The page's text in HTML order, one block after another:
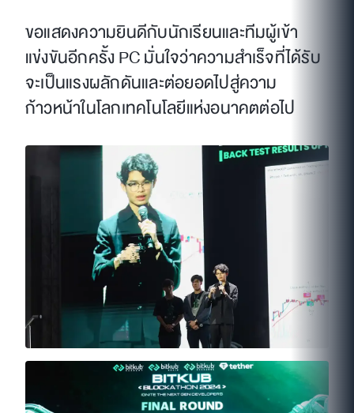
ขอแสดงความยินดีกับนักเรียนและทีมผู้เข้า
แข่งขันอีกครั้ง PC มั่นใจว่าความสำเร็จที่ได้รับ
จะเป็นแรงผลักดันและต่อยอดไปสู่ความ
ก้าวหน้าในโลกเทคโนโลยีแห่งอนาคตต่อไป